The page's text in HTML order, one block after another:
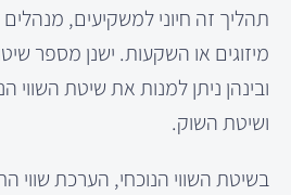
תהליך זה חיוני למשקיעים, מנהלים
מיזוגים או השקעות. ישנן מספר
ובינהן ניתן למנות את שיטת השווי
ושיטת השוק.
בשיטת השווי הנוכחי, הערכת